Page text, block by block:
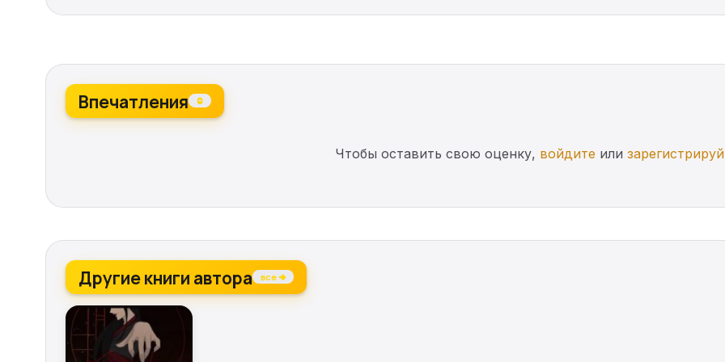
Впечатления 0
Чтобы оставить свою оценку, войдите или
Другие книги автора все →